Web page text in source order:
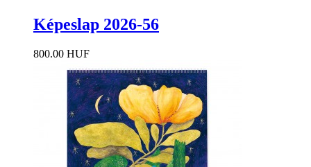
Képeslap 2026-56
800.00 HUF